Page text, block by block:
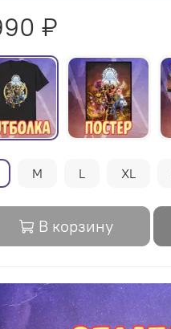
₽
M L XL
В корзину